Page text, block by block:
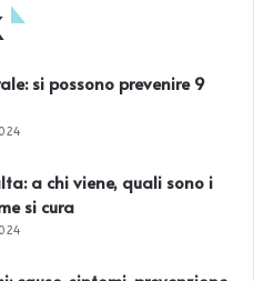
si possono prevenire 9
a chi viene, quali sono i
si cura